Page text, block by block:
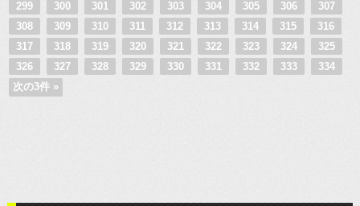
299
300 301 302 303 304 305 306
307
308
309 310 311 312 313 314 315
316
317
318 319 320 321 322 323 324
325
326
327 328 329 330 331 332 333
334
次の3件 »